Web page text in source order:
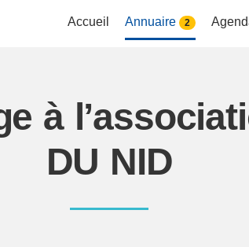
Accueil Annuaire 2
à
DU NID